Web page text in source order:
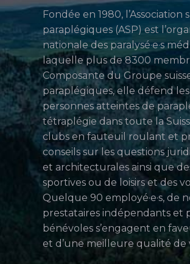
Fondée en 1980, l’Association
paraplégiques (ASP) est
nationale des paralysé·e·s
laquelle plus de 8300
Composante du Groupe
paraplégiques, elle défend
personnes atteintes de
tétraplégie dans toute la
clubs en fauteuil roulant et
conseils sur les questions
et architecturales ainsi que
sportives ou de loisirs et des
Quelque 90 employé·e·s, de
prestataires indépendants et
bénévoles s’engagent en
et d’une meilleure qualité de